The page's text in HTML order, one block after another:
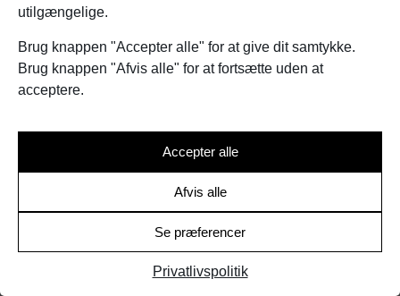
utilgængelige.
Brug knappen "Accepter alle" for at give dit samtykke.
Brug knappen "Afvis alle" for at fortsætte uden at
acceptere.
Accepter alle
Afvis alle
Se præferencer
Privatlivspolitik
CVR: 26665949
Privatlivspolitik